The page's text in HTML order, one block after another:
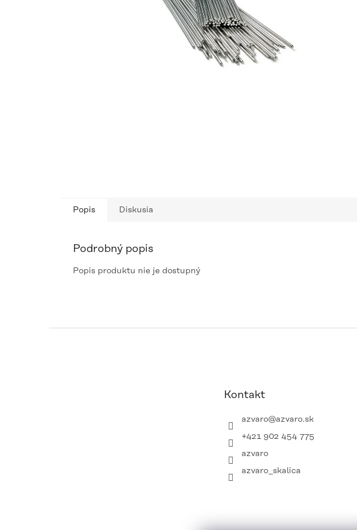
Popis Diskusia
Podrobný popis
Popis produktu nie je dostupný
Kontakt
azvaro@azvaro.sk
+421 902 454 775
azvaro
azvaro_skalica